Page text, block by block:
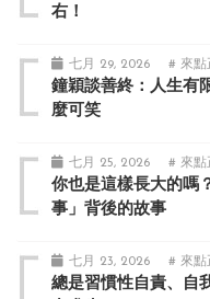
右！
七月 29, 2026 # 來點
鐘穎談善終：人生有
麼可笑
七月 25, 2026 # 來點
你也是這樣長大的嗎
事」背後的故事
七月 23, 2026 # 來點
總是習慣性自責、自